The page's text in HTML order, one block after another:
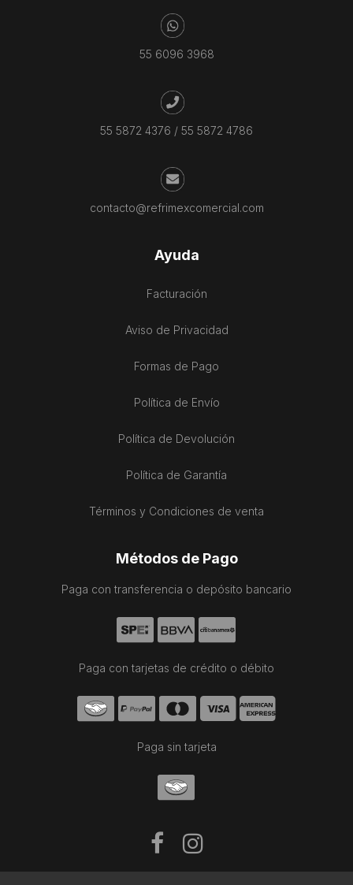
55 6096 3968
55 5872 4376 / 55 5872 4786
contacto@refrimexcomercial.com
Ayuda
Facturación
Aviso de Privacidad
Formas de Pago
Política de Envío
Política de Devolución
Política de Garantía
Términos y Condiciones de venta
Métodos de Pago
Paga con transferencia o depósito bancario
Paga con tarjetas de crédito o débito
Paga sin tarjeta